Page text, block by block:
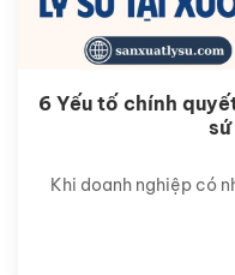
6 Yếu tố chính
Khi doanh nghiệp có